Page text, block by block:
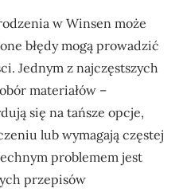
w Winsen może
błędy mogą prowadzić
Jednym z najczęstszych
materiałów –
się na tańsze opcje,
lub wymagają częstej
problemem jest
przepisów